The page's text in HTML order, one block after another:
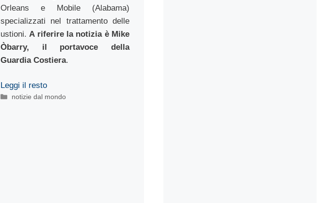
Orleans e Mobile (Alabama)
specializzati nel trattamento delle
ustioni.A riferire la notizia è Mike
Òbarry, il portavoce della
Guardia Costiera.
Leggi il resto
Categorie
notizie dal mondo